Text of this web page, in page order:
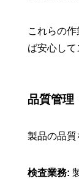
これらの
ば安心して
品質管理
製品の品質
検査業務: